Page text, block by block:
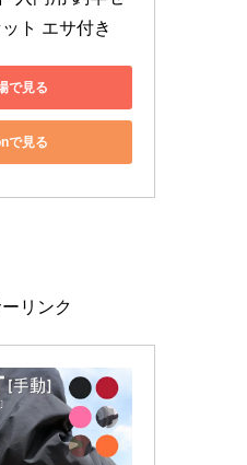
ト エサ付き
で見る
で見る
リンク